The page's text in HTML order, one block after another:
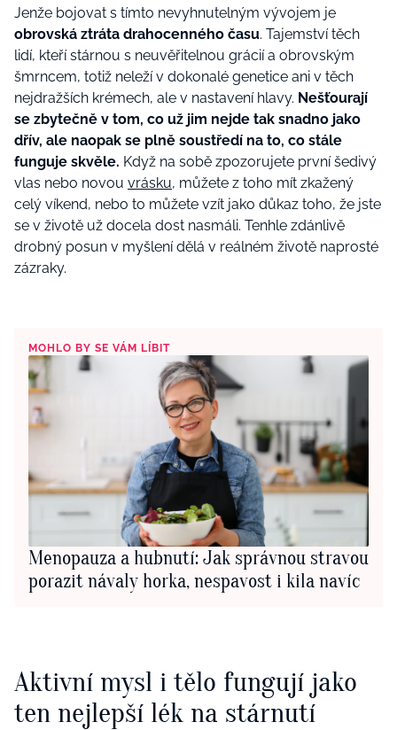
Jenže bojovat s tímto nevyhnutelným vývojem je
obrovská ztráta drahocenného času. Tajemství těch
lidí, kteří stárnou s neuvěřitelnou grácií a obrovským
šmrncem, totiž neleží v dokonalé genetice ani v těch
nejdražších krémech, ale v nastavení hlavy. Nešťourají
se zbytečně v tom, co už jim nejde tak snadno jako
dřív, ale naopak se plně soustředí na to, co stále
funguje skvěle. Když na sobě zpozorujete první šedivý
vlas nebo novou vrásku, můžete z toho mít zkažený
celý víkend, nebo to můžete vzít jako důkaz toho, že jste
se v životě už docela dost nasmáli. Tenhle zdánlivě
drobný posun v myšlení dělá v reálném životě naprosté
zázraky.
MOHLO BY SE VÁM LÍBIT
Menopauza a hubnutí: Jak správnou stravou
porazit návaly horka, nespavost i kila navíc
Aktivní mysl i tělo fungují jako
ten nejlepší lék na stárnutí